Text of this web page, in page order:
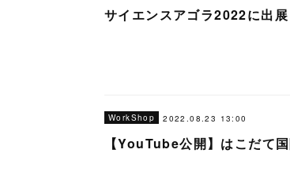
サイエンスアゴラ2022に出展
WorkShop 2022.08.23 13:00
【YouTube公開】はこだて